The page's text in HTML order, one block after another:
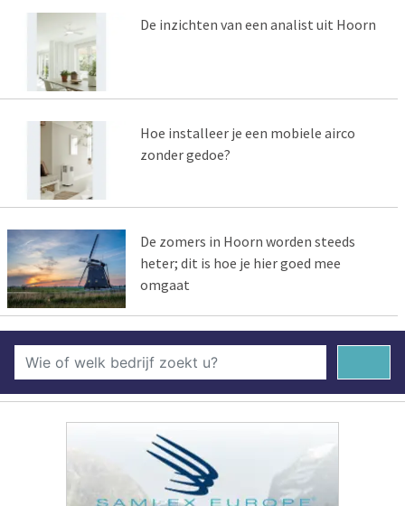
De inzichten van een analist uit Hoorn
Hoe installeer je een mobiele airco
zonder gedoe?
De zomers in Hoorn worden steeds
heter; dit is hoe je hier goed mee
omgaat